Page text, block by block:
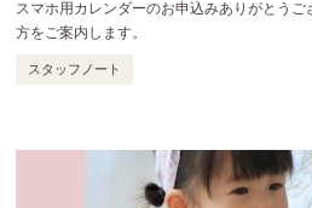
スマホ用カレンダーのお申込みありがとうご
方をご案内します。
スタッフノート